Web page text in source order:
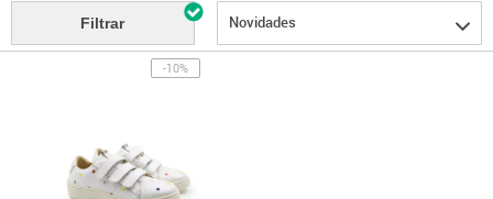
Filtrar Novidades
-10%